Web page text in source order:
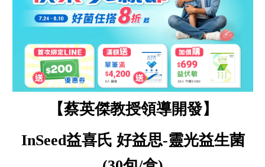
【蔡英傑教授領導開發】
InSeed益喜氏 好益思-靈光益生菌